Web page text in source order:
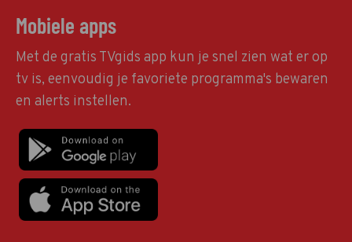
Mobiele apps
Met de gratis TVgids app kun je snel zien wat er op
tv is, eenvoudig je favoriete programma's bewaren
en alerts instellen.